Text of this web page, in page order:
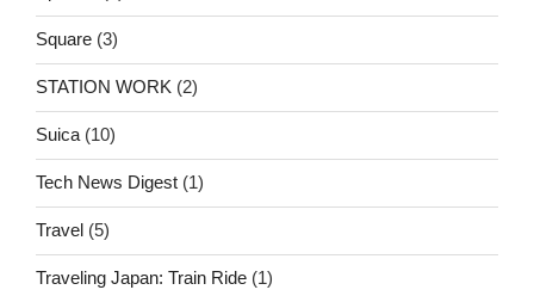
Square (3)
STATION WORK (2)
Suica(10)
Tech News Digest (1)
Travel (5)
Traveling Japan: Train Ride (1)